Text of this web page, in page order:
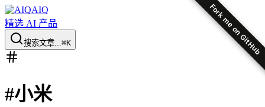
Fork me on GitHub
AIQ
精选 AI 产品
搜索文章...⌘K
#小米